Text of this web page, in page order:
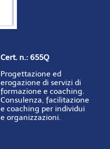
Cert. n.: 655Q
Progettazione ed
erogazione di servizi di
formazione e coaching.
Consulenza, facilitazione
e coaching per individui
e organizzazioni.